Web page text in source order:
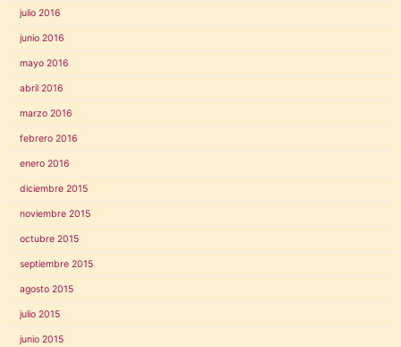
julio 2016
junio 2016
mayo 2016
abril 2016
marzo 2016
febrero 2016
enero 2016
diciembre 2015
noviembre 2015
octubre 2015
septiembre 2015
agosto 2015
julio 2015
junio 2015